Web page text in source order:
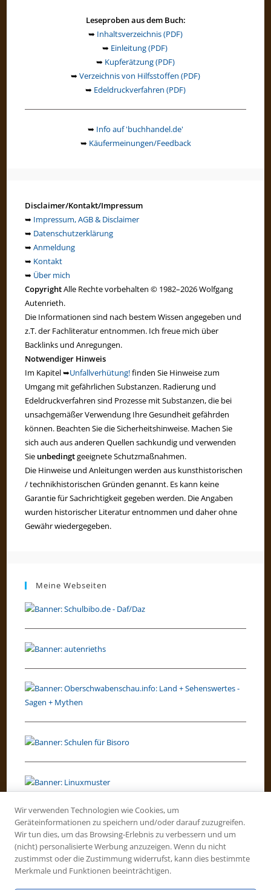
Leseproben aus dem Buch:
➥ Inhaltsverzeichnis (PDF)
➥ Einleitung (PDF)
➥ Kupferätzung (PDF)
➥ Verzeichnis von Hilfsstoffen (PDF)
➥ Edeldruckverfahren (PDF)
➥ Info auf 'buchhandel.de'
➥ Käufermeinungen/Feedback
Disclaimer/Kontakt/Impressum
➥ Impressum, AGB & Disclaimer
➥ Datenschutzerklärung
➥Anmeldung
➥ Kontakt
➥ Über mich
CopyrightAlle Rechte vorbehalten © 1982–2026 Wolfgang
Autenrieth.
Die Informationen sind nach bestem Wissen angegeben und
z.T. der Fachliteratur entnommen. Ich freue mich über
Backlinks und Anregungen.
Notwendiger Hinweis
Im Kapitel ➥Unfallverhütung!finden Sie Hinweise zum
Umgang mit gefährlichen Substanzen. Radierung und
Edeldruckverfahren sind Prozesse mit Substanzen, die bei
unsachgemäßer Verwendung Ihre Gesundheit gefährden
können. Beachten Sie die Sicherheitshinweise. Machen Sie
sich auch aus anderen Quellen sachkundig und verwenden
Sie unbedingtgeeignete Schutzmaßnahmen.
Die Hinweise und Anleitungen werden aus kunsthistorischen
/ technikhistorischen Gründen genannt. Es kann keine
Garantie für Sachrichtigkeit gegeben werden. Die Angaben
wurden historischer Literatur entnommen und daher ohne
Gewähr wiedergegeben.
Meine Webseiten
Wir verwenden Technologien wie Cookies, um
Geräteinformationen zu speichern und/oder darauf zuzugreifen.
Wir tun dies, um das Browsing-Erlebnis zu verbessern und um
(nicht) personalisierte Werbung anzuzeigen. Wenn du nicht
zustimmst oder die Zustimmung widerrufst, kann dies bestimmte
Merkmale und Funktionen beeinträchtigen.